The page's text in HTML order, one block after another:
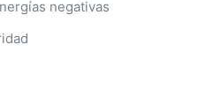
negativas